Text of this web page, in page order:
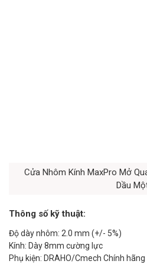
Cửa Nhôm Kính MaxPro Mở
Dầu
Thông số kỹ thuật:
Độ dày nhôm: 2.0 mm (+/- 5%)
Kính: Dày 8mm cường lực
Phụ kiện: DRAHO/Cmech Chính hãng